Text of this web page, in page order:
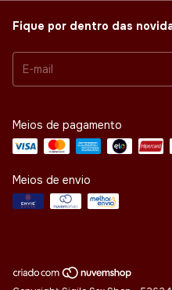
Fique por dentro das
Meios de pagamento
Meios de envio